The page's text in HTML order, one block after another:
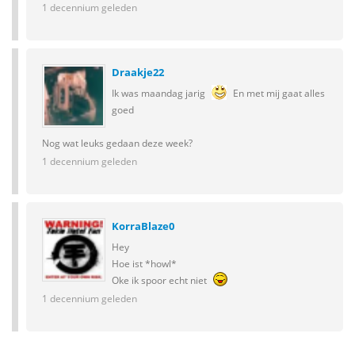
1 decennium geleden
Draakje22
Ik was maandag jarig
En met mij gaat alles
goed
Nog wat leuks gedaan deze week?
1 decennium geleden
KorraBlaze0
Hey
Hoe ist *howl*
Oke ik spoor echt niet
1 decennium geleden